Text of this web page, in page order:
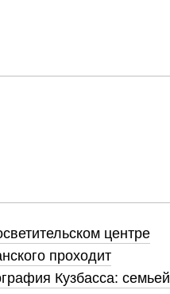
центре
проходит
Кузбасса: семьей